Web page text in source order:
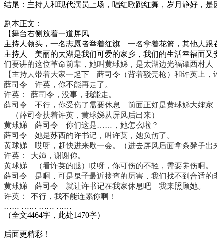
结尾：主持人和现代演员上场，唱红歌跳红舞，岁月静好，
剧本正文：
【舞台右侧放着一道屏风，
主持人领头，一名志愿者举着红旗，一名拿着花篮，其他人
主持人：美丽的太湖是我们可爱的家乡，我们的生活幸福而
们要讲的这位革命前辈，她叫黄球娣，是太湖边光福谭西村
【主持人带着大家一起下，薛司令（背着驳壳枪）和许英上，
薛司令：许英，你不能再走了。
许英：
薛司令，没事，我能走。
薛司令： 不行，你受伤了需要休息，前面正好是黄球娣大婶家
（薛司令扶着许英，黄球娣从屏风后出来）
黄球娣：薛司令，你们这是……，她怎么啦？
薛司令：她是苏西的许书记，叫许英，她负伤了。
黄球娣：哎呀，赶快进来歇一会。（进去屏风后面拿条凳子出
许英：
大婶 ，谢谢你。
黄球娣：（看许英的腿）哎呀，你可伤的不轻，需要养伤啊。
薛司令：是啊，可是鬼子最近搜查的厉害，我们找不到合适的
黄球娣：薛司令，就让许书记在我家休息吧，我来照顾她。
许英：
不行，我不能连累你啊！
…… …… …… ……
（全文4464字，此处1470字）
后面更精彩！